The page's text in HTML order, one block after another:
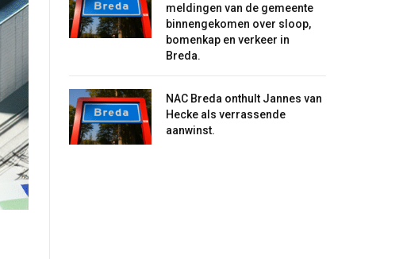
meldingen van de gemeente
binnengekomen over sloop,
bomenkap en verkeer in
Breda.
NAC Breda onthult Jannes van
Hecke als verrassende
aanwinst.